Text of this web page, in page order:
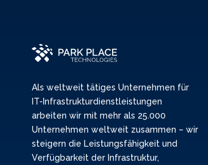
Als weltweit tätiges Unternehmen für
IT-Infrastrukturdienstleistungen
arbeiten wir mit mehr als 25.000
Unternehmen weltweit zusammen – wir
steigern die Leistungsfähigkeit und
Verfügbarkeit der Infrastruktur,